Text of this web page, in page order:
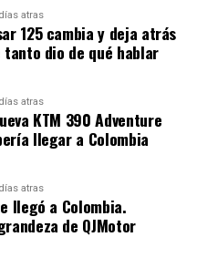
LANZAMIENTO
MOTOCICLISTAS
PUBLIMOTOS
¿La sucesora de la R 18?
atras
125 cambia y deja atrás
tanto dio de qué hablar
atras
KTM 390 Adventure
llegar a Colombia
atras
llegó a Colombia.
de QJMotor